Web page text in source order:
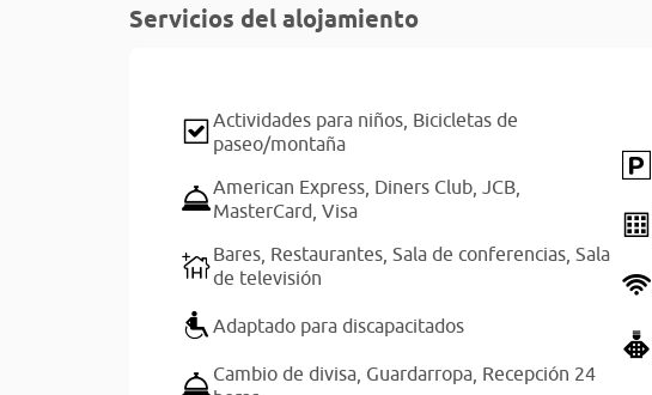
Servicios del alojamiento
Actividades para niños, Bicicletas de
paseo/montaña
American Express, Diners Club, JCB,
MasterCard, Visa
Bares, Restaurantes, Sala de conferencias, Sala
de televisión
Adaptado para discapacitados
Cambio de divisa, Guardarropa, Recepción 24